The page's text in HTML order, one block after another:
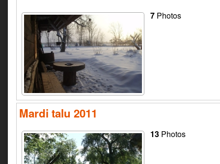
7 Photos
Mardi talu 2011
13 Photos